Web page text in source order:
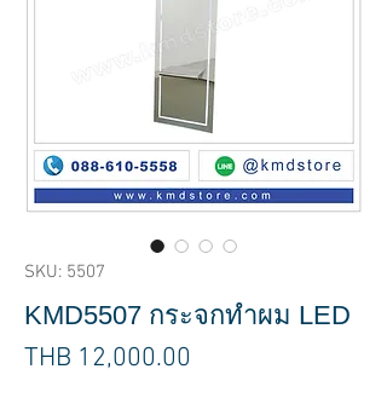
SKU: 5507
KMD5507 กระจกทำผม LED
THB 12,000.00